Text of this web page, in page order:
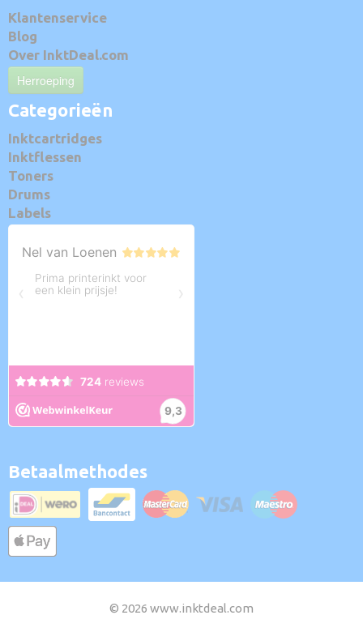
Klantenservice
Blog
Over InktDeal.com
Herroeping
Categorieën
Inktcartridges
Inktflessen
Toners
Drums
Labels
Betaalmethodes
© 2026 www.inktdeal.com